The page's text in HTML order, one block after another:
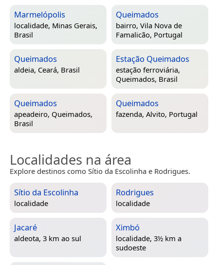
Marmelópolis
localidade, Minas Gerais,
Brasil
Queimados
bairro, Vila Nova de
Famalicão, Portugal
Queimados
aldeia, Ceará, Brasil
Estação Queimados
estação ferroviária,
Queimados, Brasil
Queimados
apeadeiro, Queimados,
Brasil
Queimados
fazenda, Alvito, Portugal
Localidades na área
Explore destinos como Sítio da Escolinha e Rodrigues.
Sítio da Escolinha
localidade
Rodrigues
localidade
Jacaré
aldeota, 3 km ao sul
Ximbó
localidade, 3½ km a
sudoeste